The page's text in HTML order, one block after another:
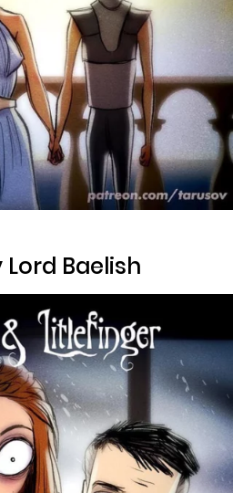
Lord Baelish